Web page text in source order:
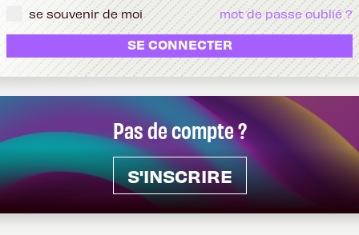
Pas de compte ?
S'INSCRIRE
se souvenir de moi mot de passe oublié ?
SE CONNECTER